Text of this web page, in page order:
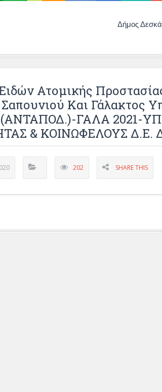
Δήμος
Ατομικής
Και Γάλακτος
ΓΑΛΑ 2021-
& ΚΟΙΝΩΦΕΛΟΥΣ Δ.Ε.
202 SHARE THIS